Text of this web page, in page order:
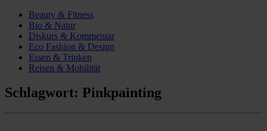
Beauty & Fitness
Bio & Natur
Diskurs & Kommentar
Eco Fashion & Design
Essen & Trinken
Reisen & Mobilität
Schlagwort: Pinkpainting